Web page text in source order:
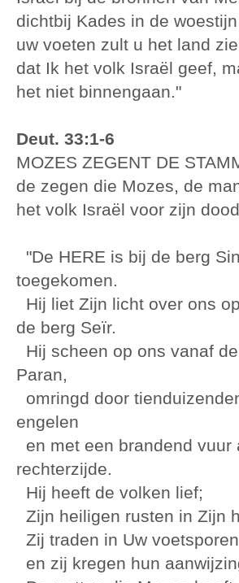
dichtbij Kades in de
uw voeten zult u het land
dat Ik het volk Israël geef,
het niet binnengaan."
Deut. 33:1-6
MOZES ZEGENT DE
de zegen die Mozes, de
het volk Israël voor zijn
"De HERE is bij de berg
toegekomen.
Hij liet Zijn licht over ons
de berg Seïr.
Hij scheen op ons vanaf
Paran,
omringd door
engelen
en met een brandend vuur
rechterzijde.
Hij heeft de volken lief;
Zijn heiligen rusten in Zijn
Zij traden in Uw
en zij kregen hun